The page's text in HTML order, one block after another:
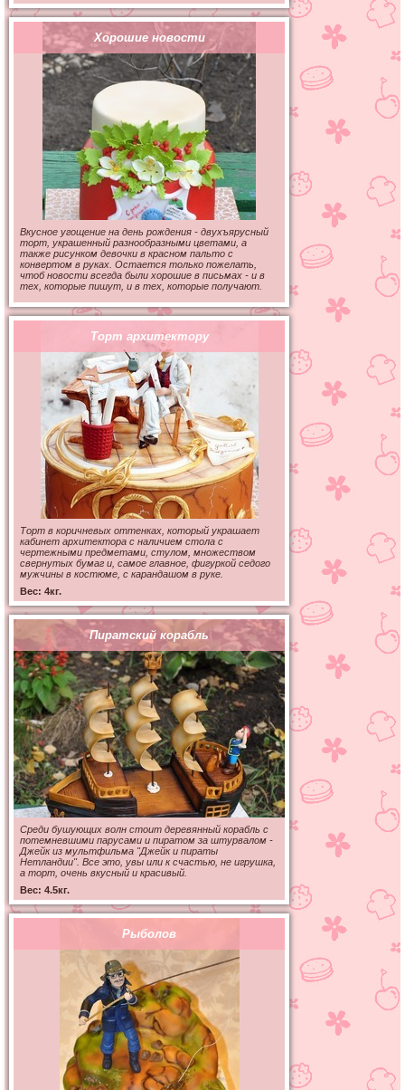
Хорошие новости
Вкусное угощение на день рождения - двухъярусный
торт, украшенный разнообразными цветами, а
также рисунком девочки в красном пальто с
конвертом в руках. Остается только пожелать,
чтоб новости всегда были хорошие в письмах - и в
тех, которые пишут, и в тех, которые получают.
Торт архитектору
Торт в коричневых оттенках, который украшает
кабинет архитектора с наличием стола с
чертежными предметами, стулом, множеством
свернутых бумаг и, самое главное, фигуркой седого
мужчины в костюме, с карандашом в руке.
Вес: 4кг.
Пиратский корабль
Среди бушующих волн стоит деревянный корабль с
потемневшими парусами и пиратом за штурвалом -
Джейк из мультфильма "Джейк и пираты
Нетландии". Все это, увы или к счастью, не игрушка,
а торт, очень вкусный и красивый.
Вес: 4.5кг.
Рыболов